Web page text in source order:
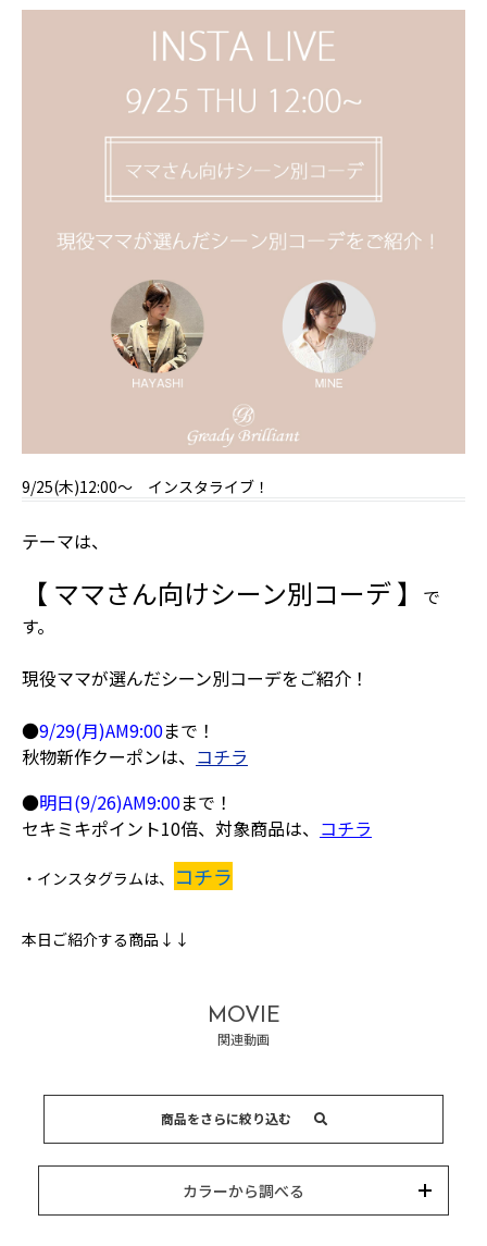
9/25(木)12:00～ インスタライブ！
テーマは、
【 ママさん向けシーン別コーデ 】
で
す。
現役ママが選んだシーン別コーデをご紹介！
●9/29(月)AM9:00まで！
秋物新作クーポンは、 コチラ
●明日(9/26)AM9:00まで！
セキミキポイント10倍、対象商品は、 コチラ
・インスタグラムは、 コチラ
本日ご紹介する商品↓↓
MOVIE
関連動画
商品をさらに絞り込む
ブランド
カラーから調べる